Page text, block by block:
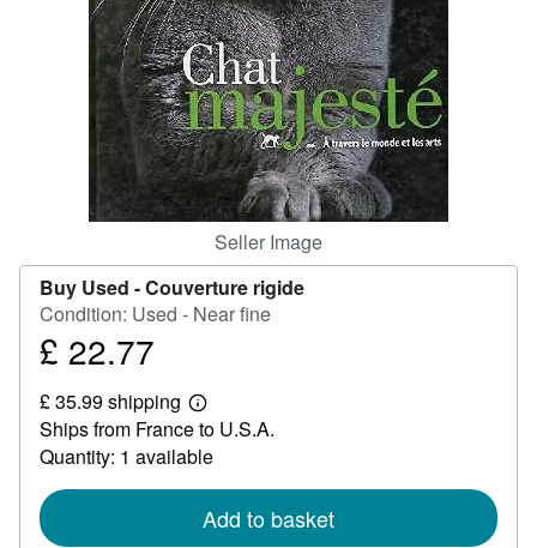
Seller Image
Buy Used -Couverture rigide
Condition: Used - Near fine
Price
22.77
£ 22.77
£ 35.99 shipping
Learn
more
about
shipping
Ships from France to U.S.A.
Quantity: 1 available
Add to basket